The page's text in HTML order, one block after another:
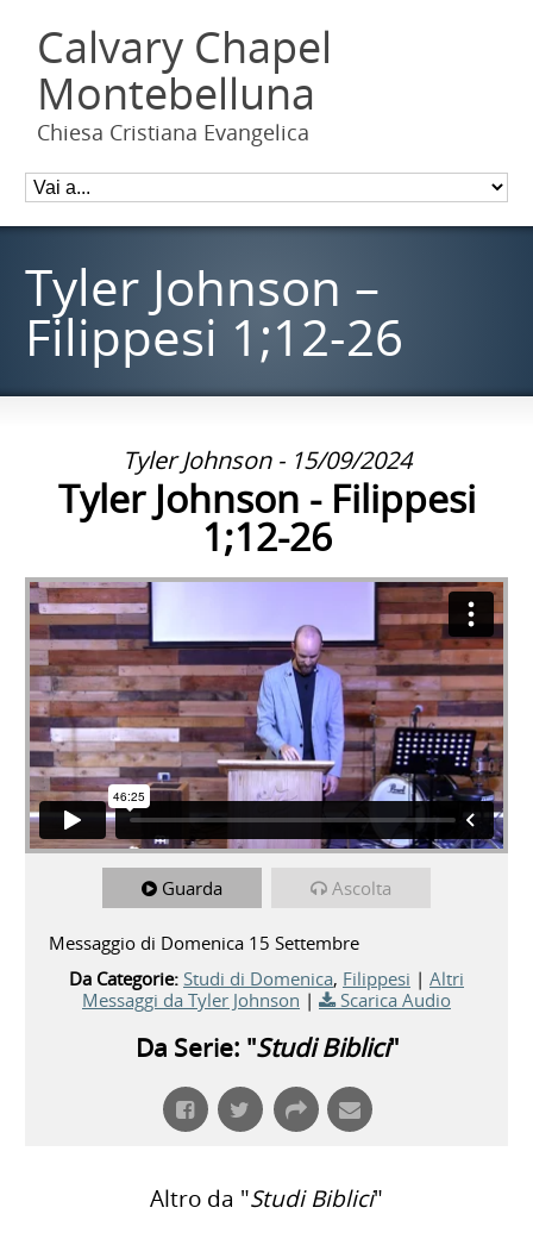
Calvary Chapel
Montebelluna
Chiesa Cristiana Evangelica
Tyler Johnson –
Filippesi 1;12-26
Tyler Johnson - 15/09/2024
Tyler Johnson - Filippesi
1;12-26
Guarda Ascolta
Messaggio di Domenica 15 Settembre
Da Categorie: Studi di Domenica, Filippesi | Altri
Messaggi da Tyler Johnson | Scarica Audio
Da Serie: "Studi Biblici"
Altro da "Studi Biblici"